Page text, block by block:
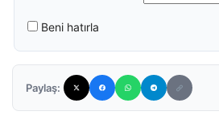
Beni hatırla
Paylaş: